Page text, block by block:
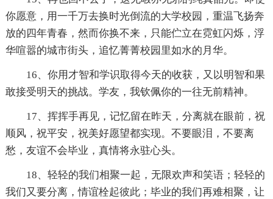
你愿意，用一千万去换时光倒流的大学校园，重温飞扬奔
放的四年青春，然而你换不来，只能伫立在霓虹闪烁，浮
华喧嚣的城市街头，追忆菁菁校园里如水的月华。
16、你用才智和学识取得今天的收获，又以明智和果
敢接受明天的挑战。学友，我钦佩你的一往无前精神。
17、挥挥手再见，记忆留在昨天，分离就在眼前，祝
顺风，祝平安，祝美好愿望都实现。不要眼泪，不要离
愁，友谊不会毕业，真情将永驻心头。
18、轻轻的我们相聚一起，无限欢声和笑语；轻轻的
我们又要分离，情谊栓起彼此；毕业的我们再难相聚，让